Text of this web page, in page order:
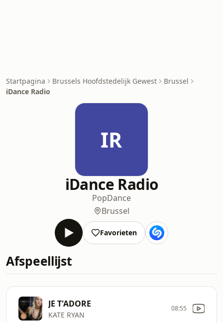
Startpagina Brussels Hoofdstedelijk Gewest
Brussel
iDance Radio
IR
iDance Radio
PopDance
Brussel
Favorieten
Afspeellijst
JE T'ADORE
KATE RYAN
08:55